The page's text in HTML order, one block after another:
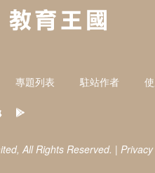
專題列表 駐站作者
All Rights Reserved. |